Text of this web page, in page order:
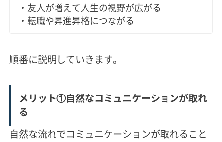
・友人が増えて人生の視野が広がる
・転職や昇進昇格につながる
順番に説明していきます。
メリット①自然なコミュニケーションが取れ
る
自然な流れでコミュニケーションが取れること